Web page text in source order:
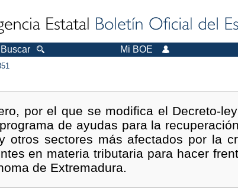
Buscar Mi BOE
por el que se modifica el Decreto-
de ayudas para la
otros sectores más afectados por la
en materia tributaria para hacer
de Extremadura.